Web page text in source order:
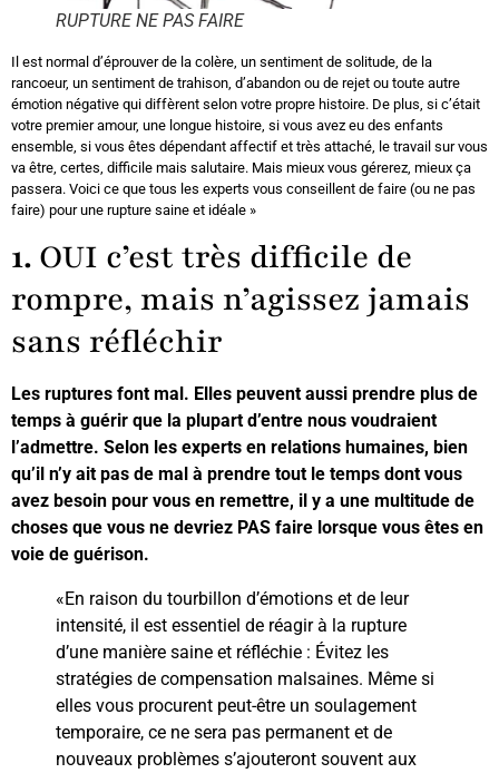
RUPTURE NE PAS FAIRE
Il est normal d’éprouver de la colère, un sentiment de solitude, de la
rancoeur, un sentiment de trahison, d’abandon ou de rejet ou toute autre
émotion négative qui diffèrent selon votre propre histoire. De plus, si c’était
votre premier amour, une longue histoire, si vous avez eu des enfants
ensemble, si vous êtes dépendant affectif et très attaché, le travail sur vous
va être, certes, difficile mais salutaire. Mais mieux vous gérerez, mieux ça
passera. Voici ce que tous les experts vous conseillent de faire (ou ne pas
faire) pour une rupture saine et idéale »
1. OUI c’est très difficile de
rompre, mais n’agissez jamais
sans réfléchir
Les ruptures font mal. Elles peuvent aussi prendre plus de
temps à guérir que la plupart d’entre nous voudraient
l’admettre. Selon les experts en relations humaines, bien
qu’il n’y ait pas de mal à prendre tout le temps dont vous
avez besoin pour vous en remettre, il y a une multitude de
choses que vous ne devriez PAS faire lorsque vous êtes en
voie de guérison.
«En raison du tourbillon d’émotions et de leur
intensité, il est essentiel de réagir à la rupture
d’une manière saine et réfléchie : Évitez les
stratégies de compensation malsaines. Même si
elles vous procurent peut-être un soulagement
temporaire, ce ne sera pas permanent et de
nouveaux problèmes s’ajouteront souvent aux